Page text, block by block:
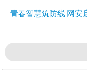
青春智慧筑防线 网安